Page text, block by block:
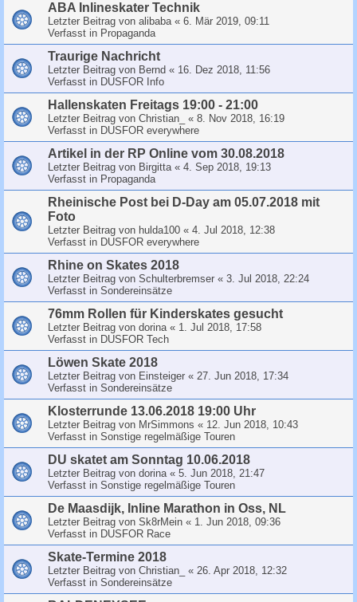
ABA Inlineskater Technik
Letzter Beitrag von alibaba« 6. Mär 2019, 09:11
Verfasst in Propaganda
Traurige Nachricht
Letzter Beitrag von Bernd « 16. Dez 2018, 11:56
Verfasst in DUSFOR Info
Hallenskaten Freitags 19:00 - 21:00
Letzter Beitrag von Christian_ « 8. Nov 2018, 16:19
Verfasst in DUSFOR everywhere
Artikel in der RP Online vom 30.08.2018
Letzter Beitrag von Birgitta« 4. Sep 2018, 19:13
Verfasst in Propaganda
Rheinische Post bei D-Day am 05.07.2018 mit
Foto
Letzter Beitrag von hulda100 « 4. Jul 2018, 12:38
Verfasst in DUSFOR everywhere
Rhine on Skates 2018
Letzter Beitrag von Schulterbremser « 3. Jul 2018, 22:24
Verfasst in Sondereinsätze
76mm Rollen für Kinderskates gesucht
Letzter Beitrag von dorina« 1. Jul 2018, 17:58
Verfasst in DUSFOR Tech
Löwen Skate 2018
Letzter Beitrag von Einsteiger « 27. Jun 2018, 17:34
Verfasst in Sondereinsätze
Klosterrunde 13.06.2018 19:00 Uhr
Letzter Beitrag von MrSimmons « 12. Jun 2018, 10:43
Verfasst in Sonstige regelmäßige Touren
DU skatet am Sonntag 10.06.2018
Letzter Beitrag von dorina« 5. Jun 2018, 21:47
Verfasst in Sonstige regelmäßige Touren
De Maasdijk, Inline Marathon in Oss, NL
Letzter Beitrag von Sk8rMein « 1. Jun 2018, 09:36
Verfasst in DUSFOR Race
Skate-Termine 2018
Letzter Beitrag von Christian_ « 26. Apr 2018, 12:32
Verfasst in Sondereinsätze